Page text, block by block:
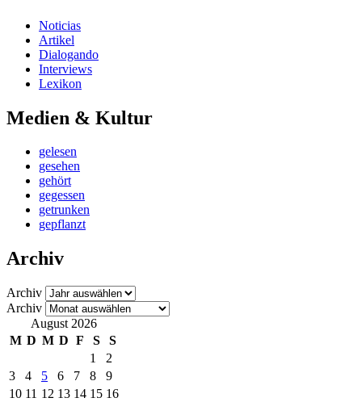
Noticias
Artikel
Dialogando
Interviews
Lexikon
Medien & Kultur
gelesen
gesehen
gehört
gegessen
getrunken
gepflanzt
Archiv
Archiv
Archiv
August 2026
M D M D F S
S
1
2
3
4 5 6 7 8
9
10 11 12 13 14 15 16